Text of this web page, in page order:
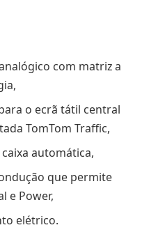
com matriz a
o ecrã tátil central
TomTom Traffic,
automática,
que permite
e Power,
elétrico.